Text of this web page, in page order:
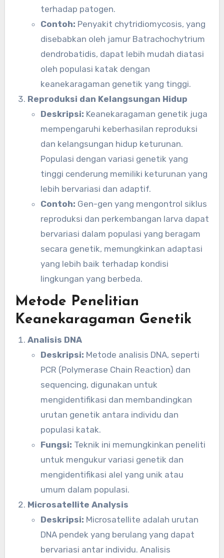
terhadap patogen.
Contoh: Penyakit chytridiomycosis, yang
disebabkan oleh jamur Batrachochytrium
dendrobatidis, dapat lebih mudah diatasi
oleh populasi katak dengan
keanekaragaman genetik yang tinggi.
Reproduksi dan Kelangsungan Hidup
Deskripsi: Keanekaragaman genetik juga
mempengaruhi keberhasilan reproduksi
dan kelangsungan hidup keturunan.
Populasi dengan variasi genetik yang
tinggi cenderung memiliki keturunan yang
lebih bervariasi dan adaptif.
Contoh: Gen-gen yang mengontrol siklus
reproduksi dan perkembangan larva dapat
bervariasi dalam populasi yang beragam
secara genetik, memungkinkan adaptasi
yang lebih baik terhadap kondisi
lingkungan yang berbeda.
Metode Penelitian
Keanekaragaman Genetik
Analisis DNA
Deskripsi: Metode analisis DNA, seperti
PCR (Polymerase Chain Reaction) dan
sequencing, digunakan untuk
mengidentifikasi dan membandingkan
urutan genetik antara individu dan
populasi katak.
Fungsi: Teknik ini memungkinkan peneliti
untuk mengukur variasi genetik dan
mengidentifikasi alel yang unik atau
umum dalam populasi.
Microsatellite Analysis
Deskripsi: Microsatellite adalah urutan
DNA pendek yang berulang yang dapat
bervariasi antar individu. Analisis